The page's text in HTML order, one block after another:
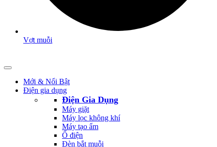
Vợt muỗi
Mới & Nổi Bật
Điện gia dụng
Điện Gia Dụng
Máy giặt
Máy lọc không khí
Máy tạo ẩm
Ổ điện
Đèn bắt muỗi